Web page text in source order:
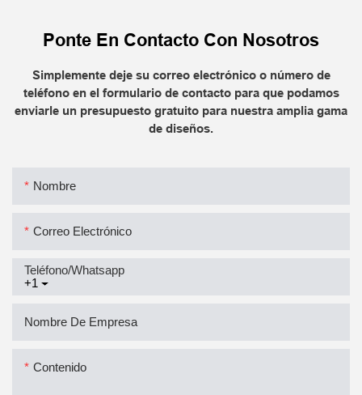
Ponte En Contacto Con Nosotros
Simplemente deje su correo electrónico o número de
teléfono en el formulario de contacto para que podamos
enviarle un presupuesto gratuito para nuestra amplia gama
de diseños.
Nombre
Correo Electrónico
+1
Teléfono/whatsapp
Nombre De Empresa
Contenido